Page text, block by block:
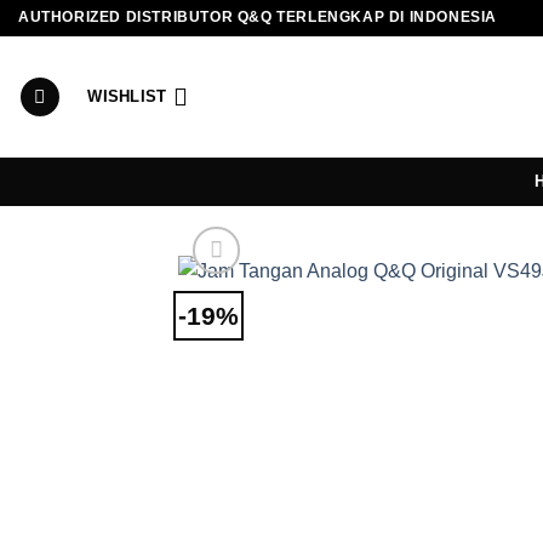
Skip
content
AUTHORIZED DISTRIBUTOR Q&Q TERLENGKAP DI INDONESIA
WISHLIST
-19%